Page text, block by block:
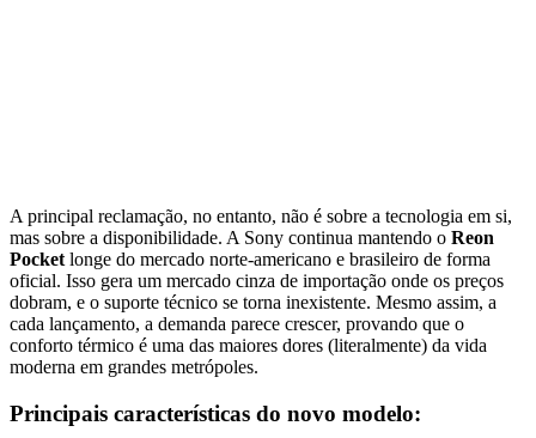
A principal reclamação, no entanto, não é sobre a tecnologia em si,
mas sobre a disponibilidade. A Sony continua mantendo o Reon
Pocket longe do mercado norte-americano e brasileiro de forma
oficial. Isso gera um mercado cinza de importação onde os preços
dobram, e o suporte técnico se torna inexistente. Mesmo assim, a
cada lançamento, a demanda parece crescer, provando que o
conforto térmico é uma das maiores dores (literalmente) da vida
moderna em grandes metrópoles.
Principais características do novo modelo: